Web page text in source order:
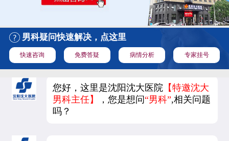
男科疑问快速解决，点这里
快速咨询 免费答疑 病情分析 专家挂号
您好，这里是沈阳沈大医院 【特邀沈大
男科主任】
，您是想问“男科”,相关问题
吗？